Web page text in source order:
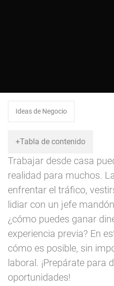
Ideas de Negocio
Trabajar desde casa
realidad para muchos.
enfrentar el tráfico,
lidiar con un jefe
¿cómo puedes ganar
experiencia previa? En
cómo es posible, sin
laboral. ¡Prepárate para
oportunidades!